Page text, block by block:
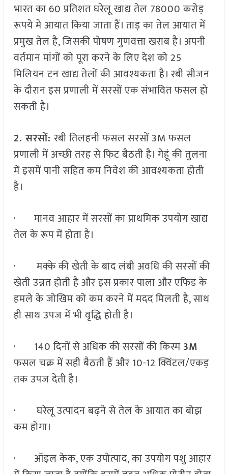
भारत का 60 प्रतिशत घरेलू खाद्य तेल 78000 करोड़
रूपये मे आयात किया जाता हैं। ताड़ का तेल आयात में
प्रमुख तेल है, जिसकी पोषण गुणवत्ता खराब है। अपनी
वर्तमान मांगों को पूरा करने के लिए देश को 25
मिलियन टन खाद्य तेलों की आवश्यकता है। रबी सीजन
के दौरान इस प्रणाली में सरसों एक संभावित फसल हो
सकती है।
2.सरसों:रबी तिलहनी फसल सरसों 3M फसल
प्रणाली में अच्छी तरह से फिट बैठती है। गेहूं की तुलना
में इसमें पानी सहित कम निवेश की आवश्यकता होती
है।
· मानव आहार में सरसों का प्राथमिक उपयोग खाद्य
तेल के रूप में होता है।
· मक्के की खेती के बाद लंबी अवधि की सरसों की
खेती उन्नत होती है और इस प्रकार पाला और एफिड के
हमले के जोखिम को कम करने में मदद मिलती है, साथ
ही साथ उपज में भी वृद्धि होती है।
· 140 दिनों से अधिक की सरसों की किस्म3M
फसल चक्र में सही बैठती हैं और 10-12 क्विंटल/एकड़
तक उपज देती है।
· घरेलू उत्पादन बढ़ने से तेल के आयात का बोझ
कम होगा।
· ऑइल केक, एक उपोत्पाद, का उपयोग पशु आहार